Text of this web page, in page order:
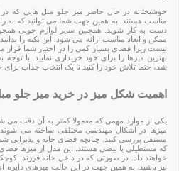
خوشبختانه در حال حاضر میز جلو مبل هایی که در
مناسب هستند. به همین جهت شما می توانید که
دست به کار شوید. همچنین سایر لوازم چوبی
ممکن و ابعاد مناسب ارائه می شود. این نکته را
نیست زیرا فضای بسیار کمی را در اختیار شما قرار
بهترین میزها را برای خود خریداری نمایید. با
شد، حتما تلاش خود را کنید تا یک انتخاب جذاب برای
اهمیت شکل میز در خرید میز جلو
یکی از موارد مهمی که معمولا کمتر به‌ آن دقت می
میزها در اشکال مهندسی مختلفی ساخته می شوند
مستقل بررسی کنید. چنانچه فضای خانه و پذیرایی
که مستطیلی یا بیضی هستند. این مدل از میزها فضای
خواهند داد. در صورتی که در داخل خانه فرزند کوچکی
نیز باشید. به همین جهت در این حالت میزهای دایره